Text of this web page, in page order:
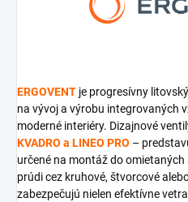
ERGOVENT je progresívny
na vývoj a výrobu integrovaných
moderné interiéry. Dizajnové
KVADRO a LINEO PRO –
určené na montáž do
prúdi cez kruhové, štvorcové
zabezpečujú nielen efektívne